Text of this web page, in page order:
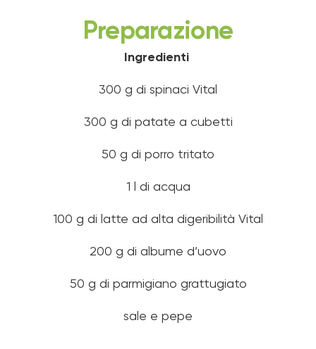
Preparazione
Ingredienti
300 g di spinaci Vital
300 g di patate a cubetti
50 g di porro tritato
1 l di acqua
100 g di latte ad alta digeribilità Vital
200 g di albume d’uovo
50 g di parmigiano grattugiato
sale e pepe